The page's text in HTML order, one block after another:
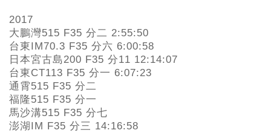
2017
大鵬灣515 F35 分二 2:55:50
台東IM70.3 F35 分六 6:00:58
日本宮古島200 F35 分11 12:14:07
台東CT113 F35 分一 6:07:23
通霄515 F35 分二
福隆515 F35 分一
馬沙溝515 F35 分七
澎湖IM F35 分三 14:16:58